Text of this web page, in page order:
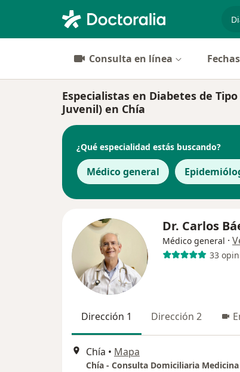
Consulta en línea
Especialistas en Diabetes de
Juvenil) en Chía
¿Qué especialidad estás buscando?
Médico general
Dr. Carlos
Médico general ·
33
Dirección 1 Dirección 2
Chía • Mapa